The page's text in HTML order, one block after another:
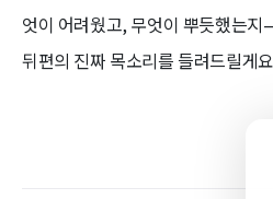
엇이 어려웠고, 무엇이 뿌듯했는
뒤편의 진짜 목소리를 들려드릴게